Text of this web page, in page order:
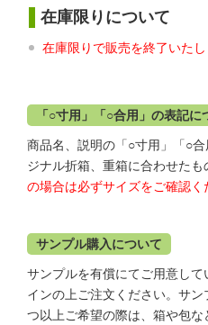
在庫限りについて
在庫限りで販売を終了いた
「○寸用」「○合用」の表記に
商品名、説明の「○寸用」「○
ジナル折箱、重箱に合わせたも
の場合は必ずサイズをご確認く
サンプル購入について
サンプルを有償にてご用意し
インの上ご注文ください。サ
つ以上ご希望の際は、箱や包